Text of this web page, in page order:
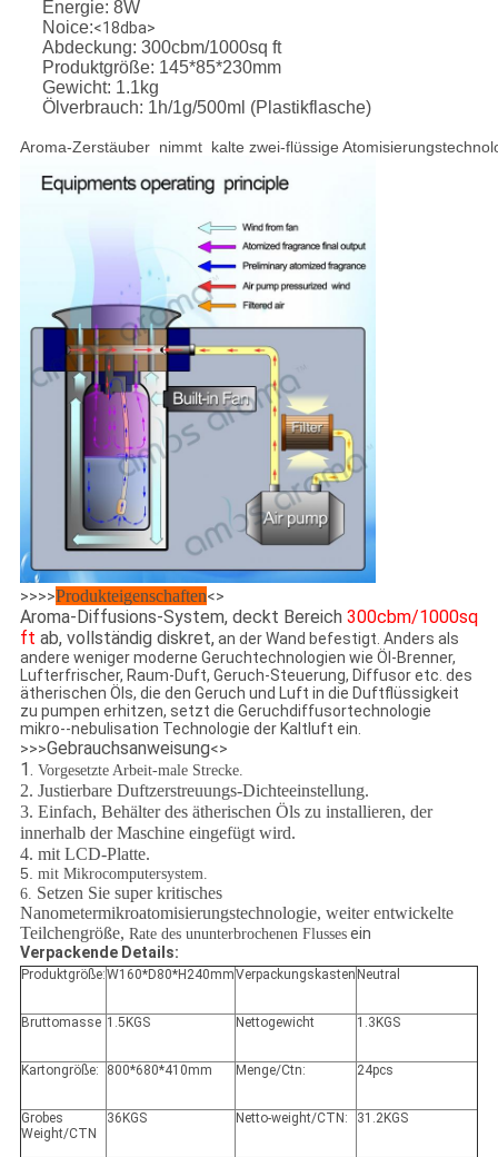
Energie: 8W
Noice:<18dba>
Abdeckung: 300cbm/1000sq ft
Produktgröße: 145*85*230mm
Gewicht: 1.1kg
Ölverbrauch: 1h/1g/500ml (Plastikflasche)
Aroma-Zerstäuber nimmt kalte zwei-flüssige
>>>>Produkteigenschaften<>
Aroma-Diffusions-System, deckt Bereich 300cbm/1000sq
ft ab, vollständig diskret,an der Wand befestigt. Anders als
andere weniger moderne Geruchtechnologien wie Öl-Brenner,
Lufterfrischer, Raum-Duft, Geruch-Steuerung, Diffusor etc. des
ätherischen Öls, die den Geruch und Luft in die Duftflüssigkeit
zu pumpen erhitzen, setzt die Geruchdiffusortechnologie
mikro--nebulisation Technologie der Kaltluft ein.
>>>Gebrauchsanweisung<>
1. Vorgesetzte Arbeit-male Strecke.
2. Justierbare Duftzerstreuungs-Dichteeinstellung.
3. Einfach, Behälter des ätherischen Öls zu installieren, der
innerhalb der Maschine eingefügt wird.
4. mit LCD-Platte.
5. mit Mikrocomputersystem.
6. Setzen Sie super kritisches
Nanometermikroatomisierungstechnologie, weiter entwickelte
Teilchengröße, Rate des ununterbrochenen Flussesein
Verpackende Details:
Produktgröße:W160*D80*H240mmVerpackungskasten Neutral
Bruttomasse 1.5KGS Nettogewicht 1.3KGS
Kartongröße: 800*680*410mm Menge/Ctn: 24pcs
Grobes
Weight/CTN
36KGS Netto-weight/CTN: 31.2KGS